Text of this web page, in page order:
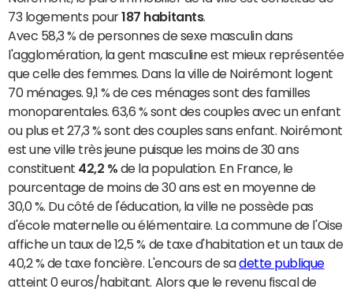
73 logements pour187 habitants.
Avec 58,3 % de personnes de sexe masculin dans
l'agglomération, la gent masculine est mieux représentée
que celle des femmes. Dans la ville de Noirémont logent
70 ménages. 9,1 % de ces ménages sont des familles
monoparentales. 63,6 % sont des couples avec un enfant
ou plus et 27,3 % sont des couples sans enfant. Noirémont
est une ville très jeune puisque les moins de 30 ans
constituent 42,2 % de la population. En France, le
pourcentage de moins de 30 ans est en moyenne de
30,0 %. Du côté de l'éducation, la ville ne possède pas
d'école maternelle ou élémentaire. La commune de l'Oise
affiche un taux de 12,5 % de taxe d'habitation et un taux de
40,2 % de taxe foncière. L'encours de sadette publique
atteint 0 euros/habitant. Alors que le revenu fiscal de